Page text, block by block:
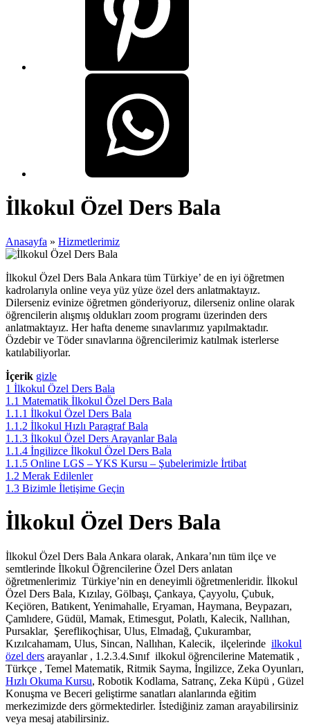
İlkokul Özel Ders Bala
Anasayfa » Hizmetlerimiz
İlkokul Özel Ders Bala Ankara tüm Türkiye’ de en iyi öğretmen
kadrolarıyla online veya yüz yüze özel ders anlatmaktayız.
Dilerseniz evinize öğretmen gönderiyoruz, dilerseniz online olarak
öğrencilerin alışmış oldukları zoom programı üzerinden ders
anlatmaktayız. Her hafta deneme sınavlarımız yapılmaktadır.
Özdebir ve Töder sınavlarına öğrencilerimiz katılmak isterlerse
katılabiliyorlar.
İçerik gizle
1 İlkokul Özel Ders Bala
1.1 Matematik İlkokul Özel Ders Bala
1.1.1 İlkokul Özel Ders Bala
1.1.2 İlkokul Hızlı Paragraf Bala
1.1.3 İlkokul Özel Ders Arayanlar Bala
1.1.4 İngilizce İlkokul Özel Ders Bala
1.1.5 Online LGS – YKS Kursu – Şubelerimizle İrtibat
1.2 Merak Edilenler
1.3 Bizimle İletişime Geçin
İlkokul Özel Ders Bala
İlkokul Özel Ders Bala Ankara olarak, Ankara’nın tüm ilçe ve
semtlerinde İlkokul Öğrencilerine Özel Ders anlatan
öğretmenlerimiz Türkiye’nin en deneyimli öğretmenleridir. İlkokul
Özel Ders Bala, Kızılay, Gölbaşı, Çankaya, Çayyolu, Çubuk,
Keçiören, Batıkent, Yenimahalle, Eryaman, Haymana, Beypazarı,
Çamlıdere, Güdül, Mamak, Etimesgut, Polatlı, Kalecik, Nallıhan,
Pursaklar, Şereflikoçhisar, Ulus, Elmadağ, Çukurambar,
Kızılcahamam, Ulus, Sincan, Nallıhan, Kalecik, ilçelerinde ilkokul
özel ders arayanlar , 1.2.3.4.Sınıf ilkokul öğrencilerine Matematik ,
Türkçe , Temel Matematik, Ritmik Sayma, İngilizce, Zeka Oyunları,
Hızlı Okuma Kursu, Robotik Kodlama, Satranç, Zeka Küpü , Güzel
Konuşma ve Beceri geliştirme sanatları alanlarında eğitim
merkezimizde ders görmektedirler. İstediğiniz zaman arayabilirsiniz
veya mesaj atabilirsiniz.